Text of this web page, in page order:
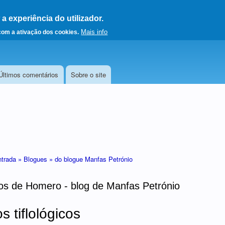
experiência do utilizador.
a ativação dos cookies. Mais info
página principal
comentários Sobre o site
» Blogues » do blogue Manfas Petrónio
de Homero - blog de Manfas Petrónio
tiflológicos